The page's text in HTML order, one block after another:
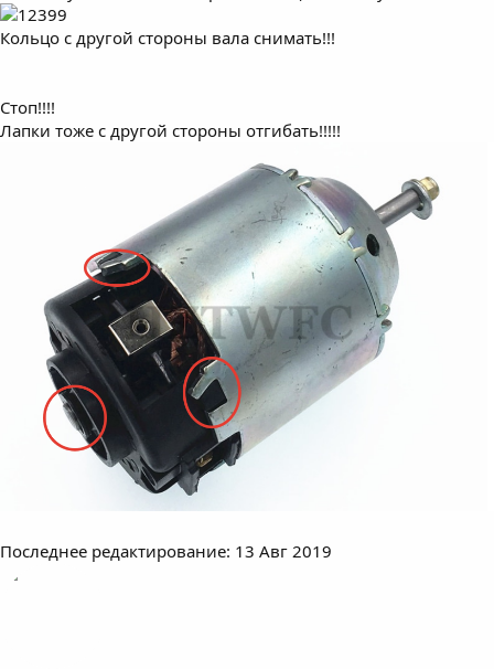
Кольцо с другой стороны вала снимать!!!
Стоп!!!!
Лапки тоже с другой стороны отгибать!!!!!
Последнее редактирование: 13 Авг 2019